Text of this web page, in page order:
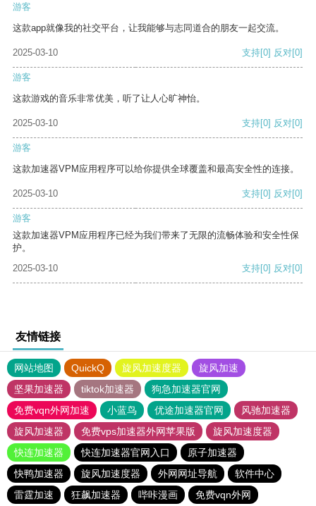
游客
这款app就像我的社交平台，让我能够与志同道合的朋友一起交流。
2025-03-10 支持[0] 反对[0]
游客
这款游戏的音乐非常优美，听了让人心旷神怡。
2025-03-10 支持[0] 反对[0]
游客
这款加速器VPM应用程序可以给你提供全球覆盖和最高安全性的连接。
2025-03-10 支持[0] 反对[0]
游客
这款加速器VPM应用程序已经为我们带来了无限的流畅体验和安全性保
护。
2025-03-10
支持[0] 反对[0]
友情链接
网站地图 QuickQ 旋风加速度器
旋风加速
坚果加速器
tiktok加速器
狗急加速器官网
免费vqn外网加速
小蓝鸟 优途加速器官网
风驰加速器
旋风加速器
免费vps加速器外网苹果版
旋风加速度器
快连加速器
快连加速器官网入口
原子加速器
快鸭加速器
旋风加速度器 外网网址导航
软件中心
雷霆加速
狂飙加速器 哔咔漫画 免费vqn外网